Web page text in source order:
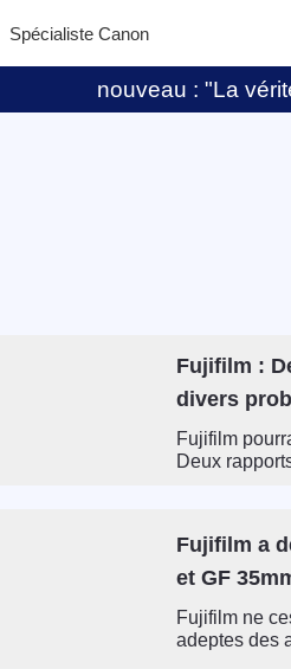
Spécialiste Canon
nouveau : "La
Fujifilm :
divers
Fujifilm
Deux
Fujifilm a
et GF
Fujifilm ne
adeptes des